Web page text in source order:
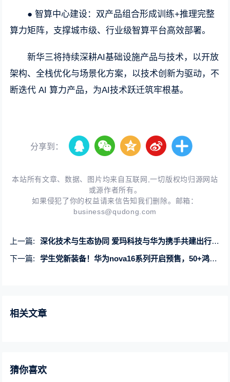
● 智算中心建设：双产品组合形成训练+推理完整
算力矩阵，支撑城市级、行业级智算平台高效部署。
新华三将持续深耕AI基础设施产品与技术，以开放
架构、全栈优化与场景化方案，以技术创新为驱动，不
断迭代 AI 算力产品，为AI技术跃迁筑牢根基。
分享到：
本站所有文章、数据、图片均来自互联网,一切版权均归源网站
或源作者所有。
如果侵犯了你的权益请来信告知我们删除。邮箱：
business@qudong.com
上一篇:
深化技术与生态协同 爱玛科技与华为携手共建出行科技新未来
下一篇:
学生党新装备！华为nova16系列开启预售，50+鸿蒙版校园应用体验再升级
相关文章
猜你喜欢